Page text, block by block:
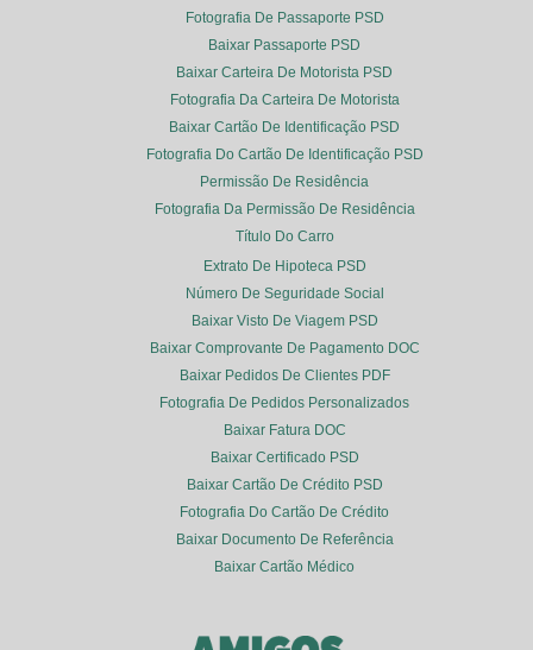
Fotografia De Passaporte PSD
Baixar Passaporte PSD
Baixar Carteira De Motorista PSD
Fotografia Da Carteira De Motorista
Baixar Cartão De Identificação PSD
Fotografia Do Cartão De Identificação PSD
Permissão De Residência
Fotografia Da Permissão De Residência
Título Do Carro
Extrato De Hipoteca PSD
Número De Seguridade Social
Baixar Visto De Viagem PSD
Baixar Comprovante De Pagamento DOC
Baixar Pedidos De Clientes PDF
Fotografia De Pedidos Personalizados
Baixar Fatura DOC
Baixar Certificado PSD
Baixar Cartão De Crédito PSD
Fotografia Do Cartão De Crédito
Baixar Documento De Referência
Baixar Cartão Médico